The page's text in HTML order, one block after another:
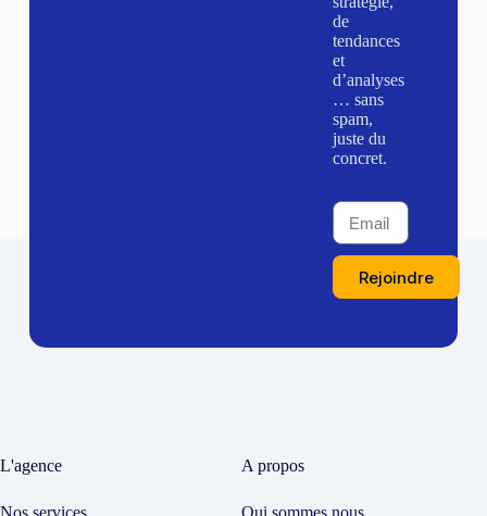
de
tendances
et
d’analyses
… sans
spam,
juste du
concret.
Rejoindre
L'agence A propos